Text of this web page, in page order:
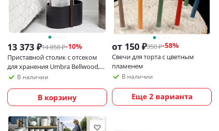
13 373 ₽14 858₽-10%
Приставной столик с отсеком
для хранения Umbra Bellwood,
черный/орех
В наличии
В корзину
от 150 ₽350 ₽-58%
Свечи для торта с цветным
пламенем
В наличии
Еще 2 варианта